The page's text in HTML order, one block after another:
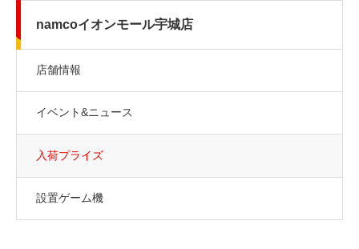
namcoイオンモール宇城店
店舗情報
イベント&ニュース
入荷プライズ
設置ゲーム機